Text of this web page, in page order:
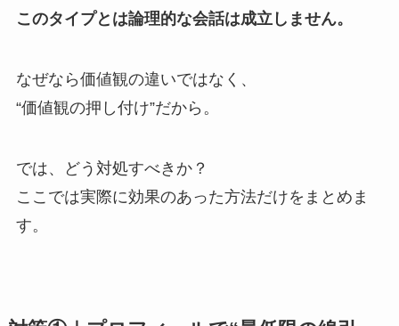
このタイプとは論理的な会話は成立しません。
なぜなら価値観の違いではなく、
“価値観の押し付け”だから。
では、どう対処すべきか？
ここでは実際に効果のあった方法だけをまとめま
す。